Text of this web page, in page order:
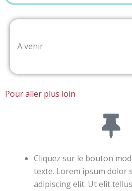
A venir
Pour aller plus loin
Cliquez sur le bouton
texte. Lorem ipsum dolor
adipiscing elit. Ut elit